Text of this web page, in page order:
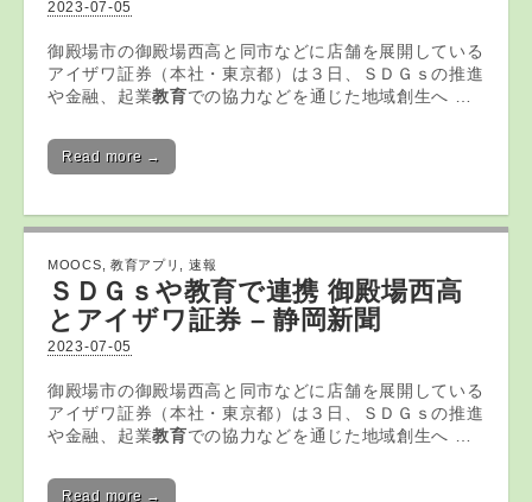
2023-07-05
御殿場市の御殿場西高と同市などに店舗を展開している
アイザワ証券（本社・東京都）は３日、ＳＤＧｓの推進
や金融、起業教育での協力などを通じた地域創生へ …
Read more →
MOOCS 教育アプリ 速報
ＳＤＧｓや教育で連携 御殿場西高
とアイザワ証券 – 静岡新聞
2023-07-05
御殿場市の御殿場西高と同市などに店舗を展開している
アイザワ証券（本社・東京都）は３日、ＳＤＧｓの推進
や金融、起業教育での協力などを通じた地域創生へ …
Read more →